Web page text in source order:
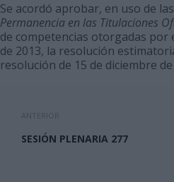
Se acordó aprobar, en uso de
Permanencia en las Titulaciones
de competencias otorgadas por
de 2013, la resolución
resolución de 15 de diciembre
ANTERIOR
SESIÓN PLENARIA 277